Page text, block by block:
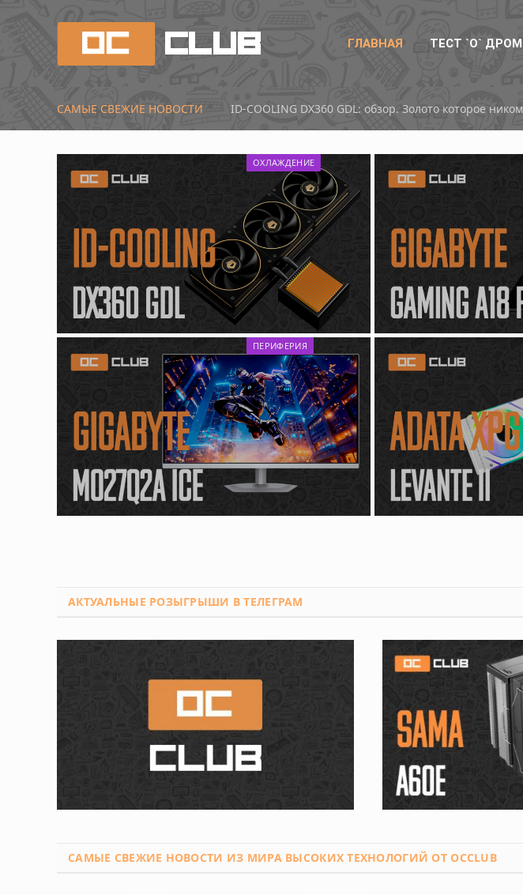
ГЛАВНАЯ ТЕСТ `О` ДРОМ
САМЫЕ СВЕЖИЕ НОВОСТИ Первые тесты Radeon RX 9050
ОХЛАЖДЕНИЕ
ПЕРИФЕРИЯ
АКТУАЛЬНЫЕ РОЗЫГРЫШИ В ТЕЛЕГРАМ
САМЫЕ СВЕЖИЕ НОВОСТИ ИЗ МИРА ВЫСОКИХ ТЕХНОЛОГИЙ ОТ OCCLUB